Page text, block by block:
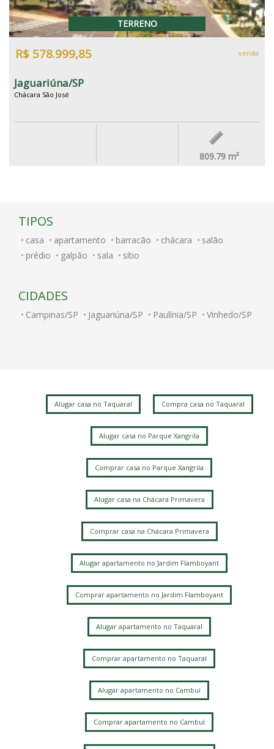
TERRENO
R$ 578.999,85 venda
Jaguariúna/SP
Chácara São José
809.79 m²
TIPOS
casa apartamento barracão chácara
salão
prédio
galpão sala sítio
CIDADES
Campinas/SP Jaguariúna/SP Paulínia/SP Vinhedo/SP
Alugar casa no Taquaral Compra casa no Taquaral
Alugar casa no Parque Xangrila
Comprar casa no Parque Xangrila
Alugar casa na Chácara Primavera
Comprar casa na Chácara Primavera
Alugar apartamento no Jardim Flamboyant
Comprar apartamento no Jardim Flamboyant
Alugar apartamento no Taquaral
Comprar apartamento no Taquaral
Alugar apartamento no Cambuí
Comprar apartamento no Cambuí